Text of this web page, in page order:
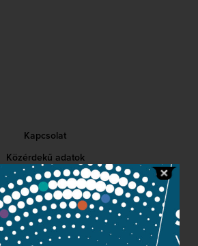
Kapcsolat
Közérdekű adatok
Sajtószoba
Adatvédelem
Impresszum